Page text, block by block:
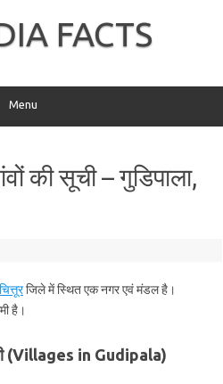
FACTS
Menu
की सूची – गुडिपाला,
चित्तूरजिले में स्थित एक नगर एवं मंडल है।
है।
(Villages in Gudipala)